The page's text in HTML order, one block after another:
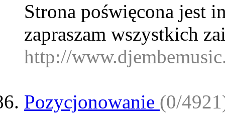
Strona poświęcona jest
zapraszam wszystkich
http://
Pozycjonowanie (0/